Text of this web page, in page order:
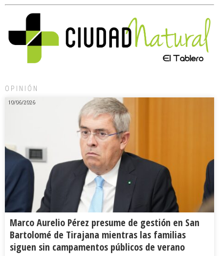
OPINIÓN
10/06/2026
Marco Aurelio Pérez presume de gestión en San
Bartolomé de Tirajana mientras las familias
siguen sin campamentos públicos de verano